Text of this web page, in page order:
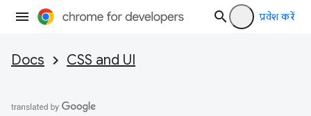
प्रवेश करें
Docs CSS and UI